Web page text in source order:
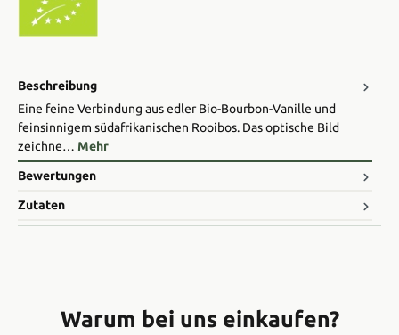
Beschreibung
Eine feine Verbindung aus edler Bio-Bourbon-Vanille und
feinsinnigem südafrikanischen Rooibos. ​Das optische Bild
zeichne… Mehr
Bewertungen
Zutaten
Warum bei uns einkaufen?